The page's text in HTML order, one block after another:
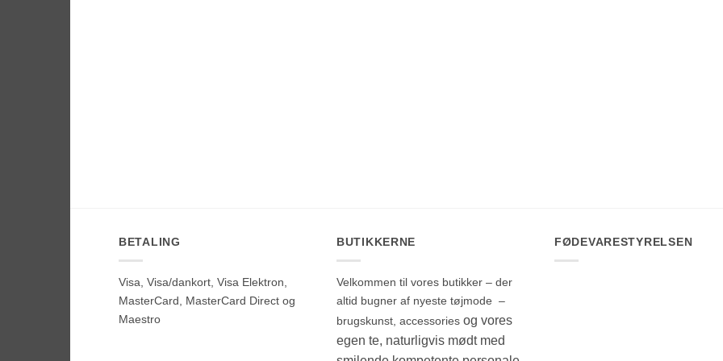
BETALING
Visa, Visa/dankort, Visa Elektron,
MasterCard, MasterCard Direct og
Maestro
BUTIKKERNE
Velkommen til vores butikker – der
altid bugner af nyeste tøjmode –
brugskunst, accessories og vores
egen te, naturligvis mødt med
FØDEVARESTYRELSEN